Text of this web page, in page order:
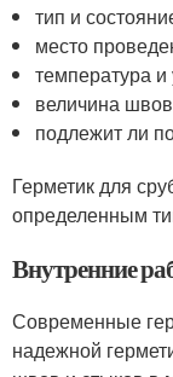
тип и
место
температура
величина
подлежит ли
Герметик для
определенным
Внутренние
Современные
надежной